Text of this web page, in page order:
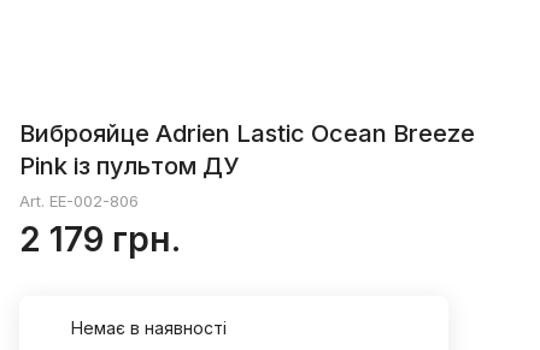
Виброяйце Adrien Lastic Ocean Breeze
Pink із пультом ДУ
Art. EE-002-806
2 179 грн.
Немає в наявності